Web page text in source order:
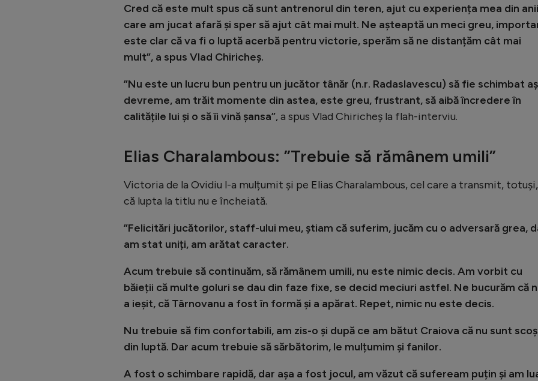
Cred că este mult spus că sunt antrenorul din teren, ajut cu experiența mea din
care am jucat afară și sper să ajut cât mai mult. Ne așteaptă un meci greu,
este clar că va fi o luptă acerbă pentru victorie, sperăm să ne distanțăm cât mai
mult”, a spus Vlad Chiricheș.
”Nu este un lucru bun pentru un jucător tânăr (n.r. Radaslavescu) să fie schimbat
devreme, am trăit momente din astea, este greu, frustrant, să aibă încredere în
calitățile lui și o să îi vină șansa”, a spus Vlad Chiricheș la flah-interviu.
Elias Charalambous: ”Trebuie să rămânem umili”
Victoria de la Ovidiu l-a mulțumit și pe Elias Charalambous, cel care a transmit, totuși,
că lupta la titlu nu e încheiată.
”Felicitări jucătorilor, staff-ului meu, știam că suferim, jucăm cu o adversară grea,
am stat uniți, am arătat caracter.
Acum trebuie să continuăm, să rămânem umili, nu este nimic decis. Am vorbit cu
băieții că multe goluri se dau din faze fixe, se decid meciuri astfel. Ne bucurăm că
a ieșit, că Târnovanu a fost în formă și a apărat. Repet, nimic nu este decis.
Nu trebuie să fim confortabili, am zis-o și după ce am bătut Craiova că nu sunt
din luptă. Dar acum trebuie să sărbătorim, le mulțumim și fanilor.
A fost o schimbare rapidă, dar așa a fost jocul, am văzut că sufeream puțin și am